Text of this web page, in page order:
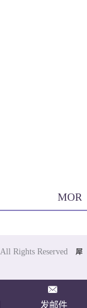
Rights Reserved 犀
发邮件